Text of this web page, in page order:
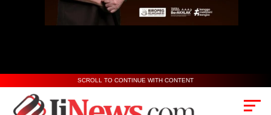
SCROLL TO CONTINUE WITH CONTENT